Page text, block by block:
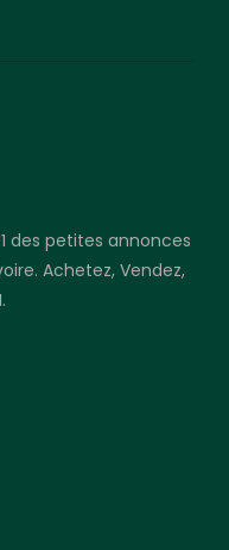
des petites annonces
Achetez, Vendez,